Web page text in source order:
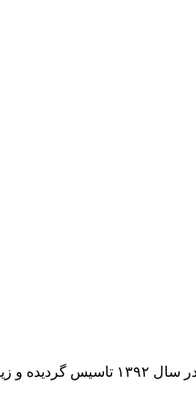
کانون مهدویت صبح